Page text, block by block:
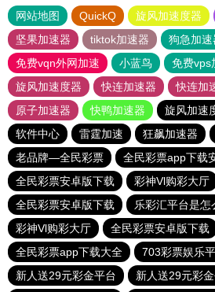
网站地图 QuickQ 旋风加速度器
坚果加速器
tiktok加速器
狗急加速
免费vqn外网加速
小蓝鸟
免费vps
旋风加速度器
快连加速器
快连加
原子加速器
快鸭加速器 旋风加速
软件中心
雷霆加速 狂飙加速器
老品牌—全民彩票
全民彩票app下载
全民彩票安卓版下载
彩神Vl购彩大厅
全民彩票安卓版下载
乐彩汇平台是怎
彩神Vl购彩大厅
全民彩票安卓版下载
全民彩票app下载大全
703彩票娱乐
新人送29元彩金平台
新人送29元彩